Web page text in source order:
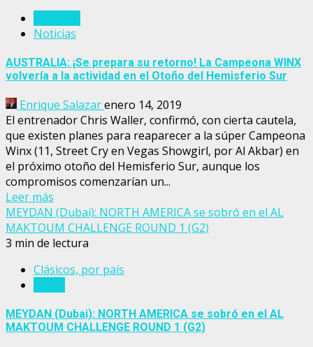
Noticias
AUSTRALIA: ¡Se prepara su retorno! La Campeona WINX
volvería a la actividad en el Otoño del Hemisferio Sur
Enrique Salazarenero 14, 2019
El entrenador Chris Waller, confirmó, con cierta cautela,
que existen planes para reaparecer a la súper Campeona
Winx (11, Street Cry en Vegas Showgirl, por Al Akbar) en
el próximo otoño del Hemisferio Sur, aunque los
compromisos comenzarían un...
Leer más
MEYDAN (Dubai): NORTH AMERICA se sobró en el AL
MAKTOUM CHALLENGE ROUND 1 (G2)
3 min de lectura
Clásicos, por país
MEYDAN (Dubai): NORTH AMERICA se sobró en el AL
MAKTOUM CHALLENGE ROUND 1 (G2)